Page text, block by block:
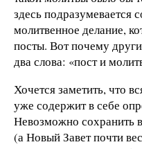
здесь подразумевается
молитвенное делание,
посты. Вот почему
два слова: «пост и
Хочется заметить, что
уже содержит в себе
Невозможно сохранить
(а Новый Завет почти